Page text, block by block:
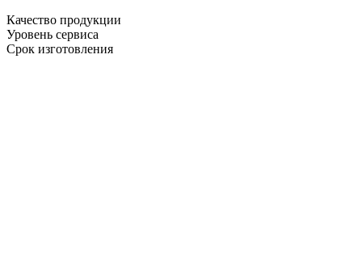
Качество продукции
Уровень сервиса
Срок изготовления